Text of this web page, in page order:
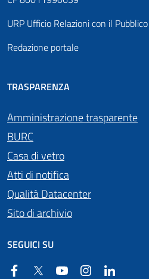
URP Ufficio Relazioni con il Pubblico
Redazione portale
TRASPARENZA
Amministrazione trasparente
BURC
Casa di vetro
Atti di notifica
Qualità Datacenter
Sito di archivio
SEGUICI SU
FacebookTwitter YouTube Instagram